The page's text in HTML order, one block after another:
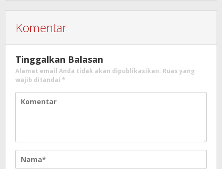
Komentar
Tinggalkan Balasan
Alamat email Anda tidak akan dipublikasikan. Ruas yang
wajib ditandai *